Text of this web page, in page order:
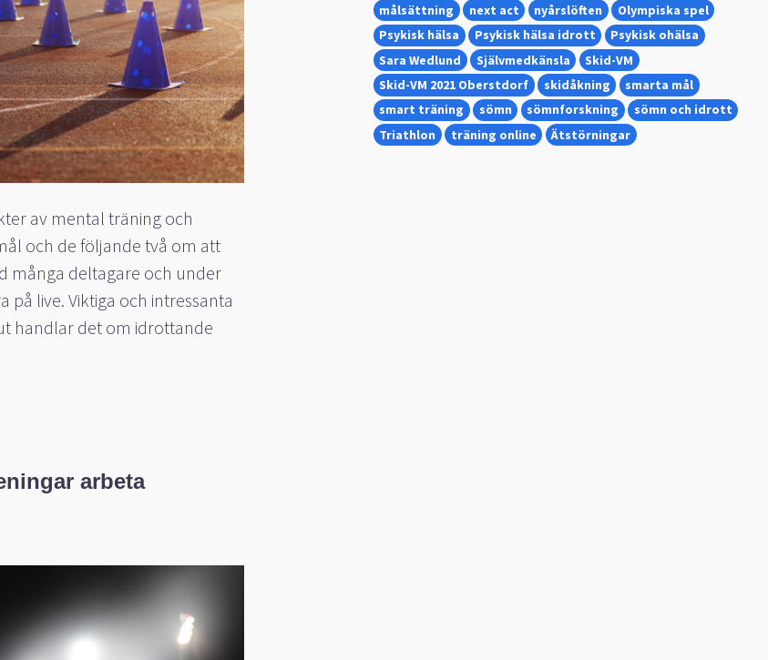
av mental träning och
och de följande två om att
många deltagare och under
på live. Viktiga och intressanta
handlar det om idrottande
arbeta
målsättning
next act nyårslöften
Olympiska spel
Psykisk hälsa
Psykisk hälsa idrott
Psykisk ohälsa
Sara Wedlund
Självmedkänsla
Skid-VM
Skid-VM 2021 Oberstdorf
skidåkning
smarta mål
smart träning
sömn sömnforskning
sömn och idrott
Triathlon
träning online Ätstörningar